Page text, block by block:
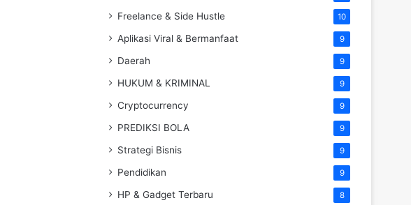
Freelance & Side Hustle 10
Aplikasi Viral & Bermanfaat 9
Daerah 9
HUKUM & KRIMINAL 9
Cryptocurrency 9
PREDIKSI BOLA 9
Strategi Bisnis 9
Pendidikan 9
HP & Gadget Terbaru 8